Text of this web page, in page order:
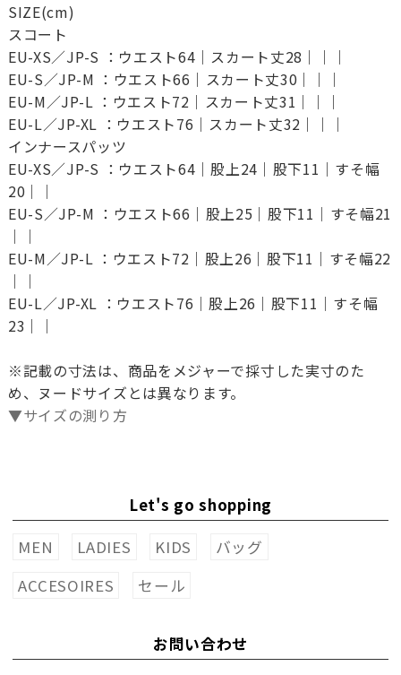
SIZE(cm)
スコート
EU-XS／JP-S ：ウエスト64｜スカート丈28｜｜｜
EU-S／JP-M ：ウエスト66｜スカート丈30｜｜｜
EU-M／JP-L ：ウエスト72｜スカート丈31｜｜｜
EU-L／JP-XL ：ウエスト76｜スカート丈32｜｜｜
インナースパッツ
EU-XS／JP-S ：ウエスト64｜股上24｜股下11｜すそ幅
20｜｜
EU-S／JP-M ：ウエスト66｜股上25｜股下11｜すそ幅21
｜｜
EU-M／JP-L ：ウエスト72｜股上26｜股下11｜すそ幅22
｜｜
EU-L／JP-XL ：ウエスト76｜股上26｜股下11｜すそ幅
23｜｜
※記載の寸法は、商品をメジャーで採寸した実寸のた
め、ヌードサイズとは異なります。
▼サイズの測り方
Let's go shopping
MEN
LADIES KIDS
バッグ
ACCESOIRES
セール
お問い合わせ